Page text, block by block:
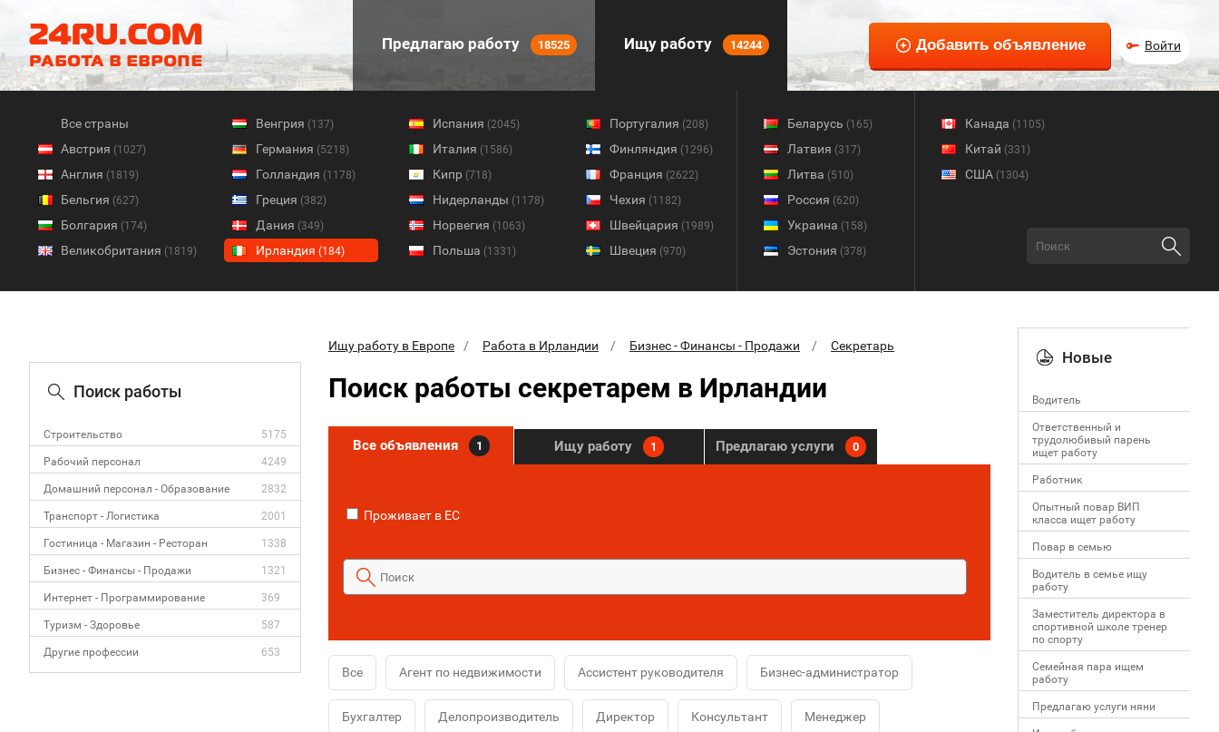
Предлагаю работу 18525 Ищу работу 14244 Войти
Все страны
Австрия (1027)
Англия (1819)
Бельгия (627)
Болгария (174)
Великобритания (1819)
Венгрия (137)
Германия (5218)
Голландия (1178)
Греция (382)
Дания (349)
Ирландия (184)
Испания (2045)
Италия (1586)
Кипр (718)
Нидерланды (1178)
Норвегия (1063)
Польша (1331)
Португалия (208)
Финляндия (1296)
Франция (2622)
Чехия (1182)
Швейцария (1989)
Швеция (970)
Беларусь (165)
Латвия (317)
Литва (510)
Россия (620)
Украина (158)
Эстония (378)
Канада (1105)
Китай (331)
США (1304)
Поиск работы
Строительство 5175
Рабочий персонал 4249
Домашний персонал - Образование 2832
Транспорт - Логистика 2001
Гостиница - Магазин - Ресторан 1338
Бизнес - Финансы - Продажи 1321
Интернет - Программирование 369
Туризм - Здоровье 587
Другие профессии 653
Ищу работу в Европе Работа в Ирландии Бизнес - Финансы - Продажи Секретарь
Поиск работы секретарем в Ирландии
Все объявления 1 Ищу работу 1 Предлагаю услуги 0
Проживает в ЕС
Все Агент по недвижимости Ассистент руководителя Бизнес-администратор
Бухгалтер Делопроизводитель Директор Консультант Менеджер
Новые
Водитель
Ответственный и
трудолюбивый парень
ищет работу
Работник
Опытный повар ВИП
класса ищет работу
Повар в семью
Водитель в семье ищу
работу
Заместитель директора в
спортивной школе тренер
по спорту
Семейная пара ищем
работу
Предлагаю услуги няни